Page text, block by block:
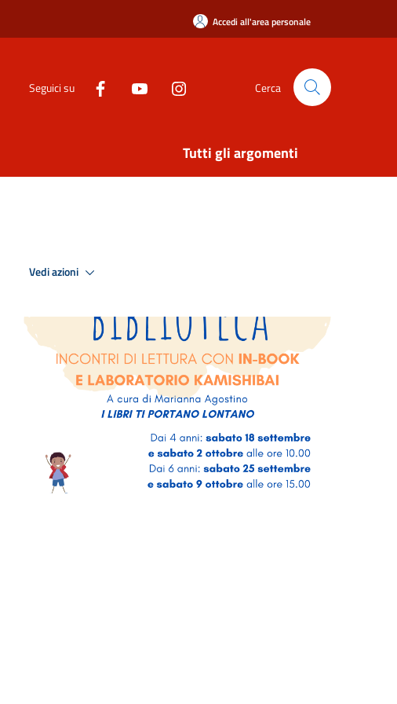
Accedi all'area personale
Seguici su Cerca
Tutti gli argomenti
Vedi azioni